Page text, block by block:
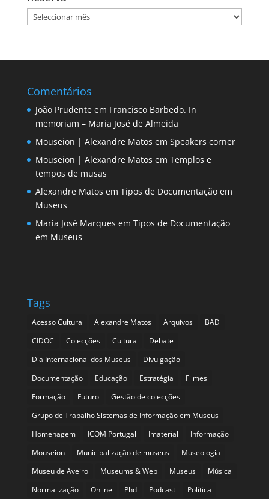
Reserva
Comentários
João Prudenteem Francisco Barbedo. In
memoriam – Maria José de Almeida
Mouseion | Alexandre Matos em Speakers corner
Mouseion | Alexandre Matos em Templos e
tempos de musas
Alexandre Matos em Tipos de Documentação em
Museus
Maria José Marques em Tipos de Documentação
em Museus
Tags
Acesso Cultura Alexandre Matos Arquivos
BAD
CIDOC
Colecções Cultura
Debate
Dia Internacional dos Museus
Divulgação
Documentação
Educação Estratégia
Filmes
Formação
Futuro
Gestão de colecções
Grupo de Trabalho Sistemas de Informação em Museus
Homenagem
ICOM Portugal Imaterial
Informação
Mouseion
Municipalização de museus
Museologia
Museu de Aveiro
Museums & Web Museus
Música
Normalização
Online Phd Podcast Política